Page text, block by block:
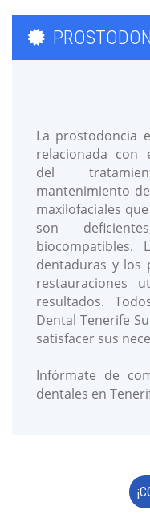
La prostodoncia
relacionada con
del
mantenimiento
maxilofaciales
son
biocompatibles.
dentaduras y los
restauraciones
resultados.
Dental Tenerife
satisfacer sus
Infórmate de
dentales en